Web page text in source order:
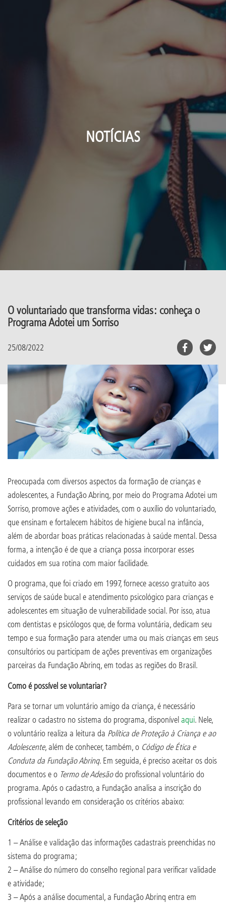
NOTÍCIAS
O voluntariado que transforma vidas: conheça o
Programa Adotei um Sorriso
25/08/2022
Preocupada com diversos aspectos da formação de crianças e
adolescentes, a Fundação Abrinq, por meio do Programa Adotei um
Sorriso, promove ações e atividades, com o auxílio do voluntariado,
que ensinam e fortalecem hábitos de higiene bucal na infância,
além de abordar boas práticas relacionadas à saúde mental. Dessa
forma, a intenção é de que a criança possa incorporar esses
cuidados em sua rotina com maior facilidade.
O programa, que foi criado em 1997, fornece acesso gratuito aos
serviços de saúde bucal e atendimento psicológico para crianças e
adolescentes em situação de vulnerabilidade social. Por isso, atua
com dentistas e psicólogos que, de forma voluntária, dedicam seu
tempo e sua formação para atender uma ou mais crianças em seus
consultórios ou participam de ações preventivas em organizações
parceiras da Fundação Abrinq, em todas as regiões do Brasil.
Como é possível se voluntariar?
Para se tornar um voluntário amigo da criança, é necessário
realizar o cadastro no sistema do programa, disponívelaqui. Nele,
o voluntário realiza a leitura da Política de Proteção à Criança e ao
Adolescente, além de conhecer, também, o Código de Ética e
Conduta da Fundação Abrinq. Em seguida, é preciso aceitar os dois
documentos e o Termo de Adesãodo profissional voluntário do
programa. Após o cadastro, a Fundação analisa a inscrição do
profissional levando em consideração os critérios abaixo:
Critérios de seleção
1 – Análise e validação das informações cadastrais preenchidas no
sistema do programa;
2 – Análise do número do conselho regional para verificar validade
e atividade;
3 – Após a análise documental, a Fundação Abrinq entra em